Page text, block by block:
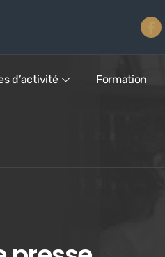
d’activité Formation